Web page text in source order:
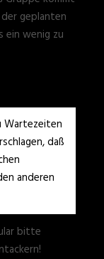
geplanten
ein wenig zu
Wartezeiten
daß
anderen
bitte